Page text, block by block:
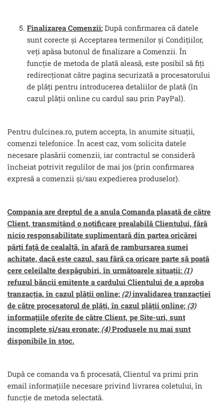
Finalizarea Comenzii: După confirmarea că datele
sunt corecte și Acceptarea termenilor și Condițiilor,
veți apăsa butonul de finalizare a Comenzii. În
funcție de metoda de plată aleasă, este posibil să fiți
redirecționat către pagina securizată a procesatorului
de plăți pentru introducerea detaliilor de plată (în
cazul plății online cu cardul sau prin PayPal).
Pentru dulcinea.ro, putem accepta, în anumite situații,
comenzi telefonice. În acest caz, vom solicita datele
necesare plasării comenzii, iar contractul se consideră
încheiat potrivit regulilor de mai jos (prin confirmarea
expresă a comenzii și/sau expedierea produselor).
Compania are dreptul de a anula Comanda plasată de către
Client, transmițând o notificare prealabilă Clientului, fără
nicio responsabilitate suplimentară din partea oricărei
părți față de cealaltă, în afară de rambursarea sumei
achitate, dacă este cazul, sau fără ca oricare parte să poată
cere celeilalte despăgubiri, în următoarele situații: (1)
refuzul băncii emitente a cardului Clientului de a aproba
tranzacția, în cazul plății online; (2)invalidarea tranzacției
de către procesatorul de plăți, în cazul plății online; (3)
informațiile oferite de către Client, pe Site-uri, sunt
incomplete și/sau eronate; (4)Produsele nu mai sunt
disponibile în stoc.
După ce comanda va fi procesată, Clientul va primi prin
email informațiile necesare privind livrarea coletului, în
funcție de metoda selectată.